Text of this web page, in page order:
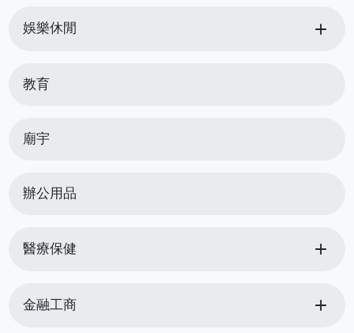
娛樂休閒 add
教育
廟宇
辦公用品
醫療保健 add
金融工商 add